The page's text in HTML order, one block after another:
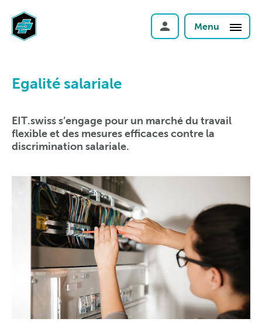
Menu
Egalité salariale
EIT.swiss s’engage pour un marché du travail
flexible et des mesures efficaces contre la
discrimination salariale.